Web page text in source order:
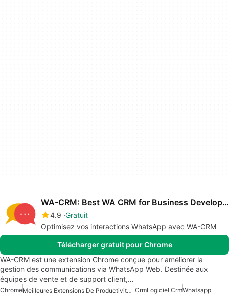
WA-CRM: Best WA CRM for Business Development and Sales Teams
4.9 Gratuit
Optimisez vos interactions WhatsApp avec WA-CRM
Télécharger gratuit pour Chrome
WA-CRM est une extension Chrome conçue pour améliorer la
gestion des communications via WhatsApp Web. Destinée aux
équipes de vente et de support client,…
Chrome Meilleures Extensions De Productivité Pour Chrome CrmLogiciel CrmWhatsapp